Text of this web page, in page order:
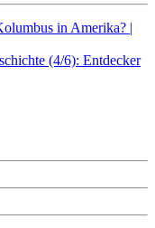
in Amerika? |
(4/6): Entdecker